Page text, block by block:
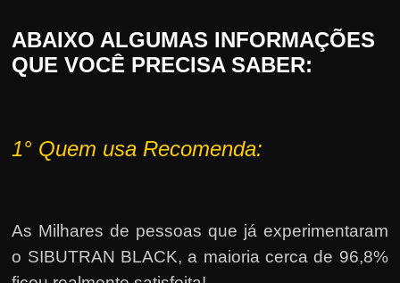
ABAIXO ALGUMAS INFORMAÇÕES
QUE VOCÊ PRECISA SABER:
1° Quem usa Recomenda:
As Milhares de pessoas que já experimentaram
o SIBUTRAN BLACK, a maioria cerca de 96,8%